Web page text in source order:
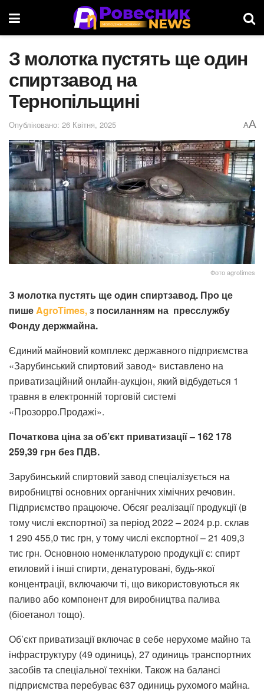
З молотка пустять ще один
спиртзавод на
Тернопільщині
Опубліковано: 26 Квітня, 2025 AA
Фото agrotimes
З молотка пустять ще один спиртзавод. Про це
пишеAgroTimes,з посиланням на пресслужбу
Фонду держмайна.
Єдиний майновий комплекс державного підприємства
«Зарубинський спиртовий завод» виставлено на
приватизаційний онлайн-аукціон, який відбудеться 1
травня в електронній торговій системі
«Прозорро.Продажі».
Початкова ціна за об’єкт приватизації – 162 178
259,39 грн без ПДВ.
Зарубинський спиртовий завод спеціалізується на
виробництві основних органічних хімічних речовин.
Підприємство працююче. Обсяг реалізації продукції (в
тому числі експортної) за період 2022 – 2024 р.р. склав
1 290 455,0 тис грн, у тому числі експортної – 21 409,3
тис грн. Основною номенклатурою продукції є: спирт
етиловий і інші спирти, денатуровані, будь-якої
концентрації, включаючи ті, що використовуються як
паливо або компонент для виробництва палива
(біоетанол тощо).
Об’єкт приватизації включає в себе нерухоме майно та
інфраструктуру (49 одиниць), 27 одиниць транспортних
засобів та спеціальної техніки. Також на балансі
підприємства перебуває 637 одиниць рухомого майна.